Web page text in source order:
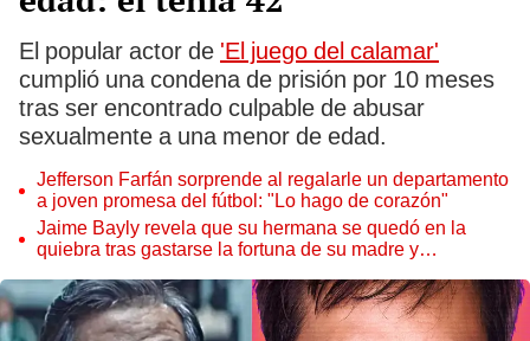
El popular actor de 'El juego del calamar'
cumplió una condena de prisión por 10 meses
tras ser encontrado culpable de abusar
sexualmente a una menor de edad.
Jefferson Farfán sorprende al regalarle un departamento
a joven promesa del fútbol: "Lo hago de corazón"
Jaime Bayly revela que su hermana se quedó en la
quiebra tras gastarse la fortuna de su madre y